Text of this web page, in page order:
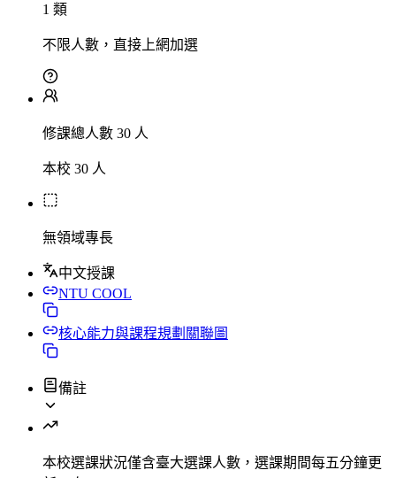
1 類
不限人數，直接上網加選
修課總人數 30 人
本校 30 人
無領域專長
中文授課
NTU COOL
核心能力與課程規劃關聯圖
備註
本校選課狀況僅含臺大選課人數，選課期間每五分鐘更